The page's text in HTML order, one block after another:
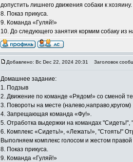
допустить лишнего движения собаки к хозяину.
8. Показ прикуса.
9. Команда «Гуляй!»
10. До следующего занятия кормим собаку из
Добавлено: Вс Dec 22, 2024 20:31 Заголовок
Домашнее задание:
1. Подзыв
2. Движение по команде «Рядом!» со сменой
3. Повороты на месте (налево,направо,кругом)
4. Запрещающая команда «Фу!».
5. Отработка выдержки на командах "Сидеть!",
6. Комплекс «Сидеть!», «Лежать!», "Стоять!"
Выполняем комплекс голосом и жестом правой
8. Показ прикуса.
9. Команда «Гуляй!»